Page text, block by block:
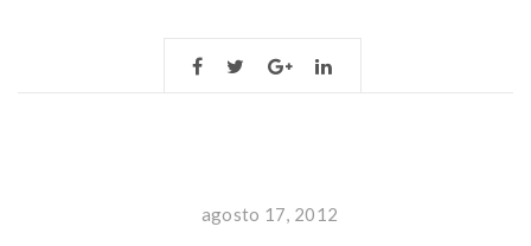
agosto 17, 2012